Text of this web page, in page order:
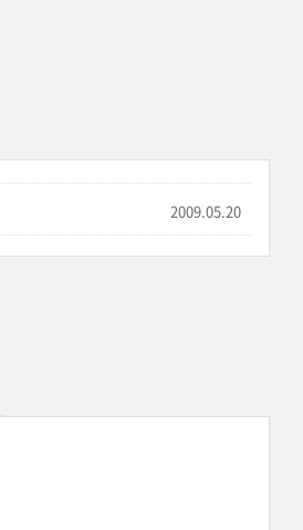
2009.05.20